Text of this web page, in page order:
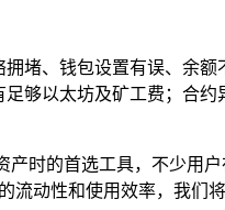
堵、钱包设置有误、余
够以太坊及矿工费；合
时的首选工具，不少用
动性和使用效率，我们